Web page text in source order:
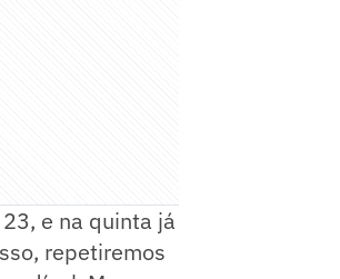
e na quinta já
repetiremos